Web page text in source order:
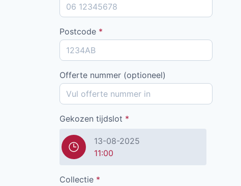
Postcode *
Offerte nummer (optioneel)
Gekozen tijdslot *
13-08-2025
11:00
Collectie *